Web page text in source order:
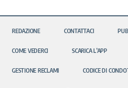
REDAZIONE CONTATTACI
COME VEDERCI SCARICA L’APP
GESTIONE RECLAMI CODICE DI